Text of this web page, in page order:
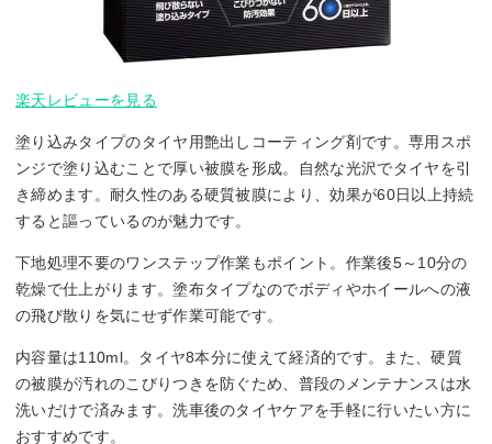
楽天レビューを見る
塗り込みタイプのタイヤ用艶出しコーティング剤です。専用スポ
ンジで塗り込むことで厚い被膜を形成。自然な光沢でタイヤを引
き締めます。耐久性のある硬質被膜により、効果が60日以上持続
すると謳っているのが魅力です。
下地処理不要のワンステップ作業もポイント。作業後5～10分の
乾燥で仕上がります。塗布タイプなのでボディやホイールへの液
の飛び散りを気にせず作業可能です。
内容量は110ml。タイヤ8本分に使えて経済的です。また、硬質
の被膜が汚れのこびりつきを防ぐため、普段のメンテナンスは水
洗いだけで済みます。洗車後のタイヤケアを手軽に行いたい方に
おすすめです。